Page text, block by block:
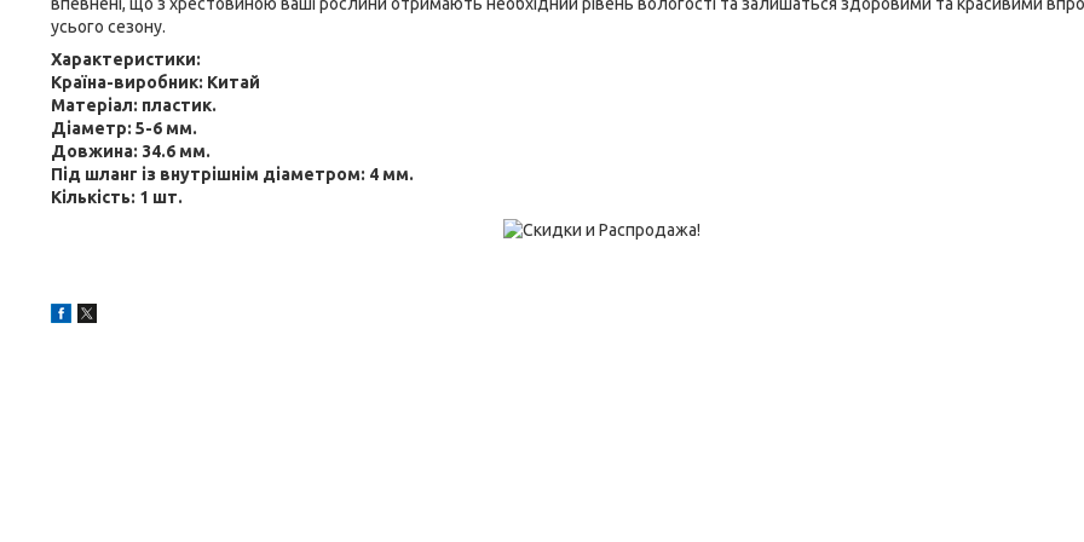
усього сезону.
Характеристики:
Країна-виробник: Китай
Матеріал: пластик.
Діаметр: 5-6 мм.
Довжина: 34.6 мм.
Під шланг із внутрішнім діаметром: 4 мм.
Кількість: 1 шт.